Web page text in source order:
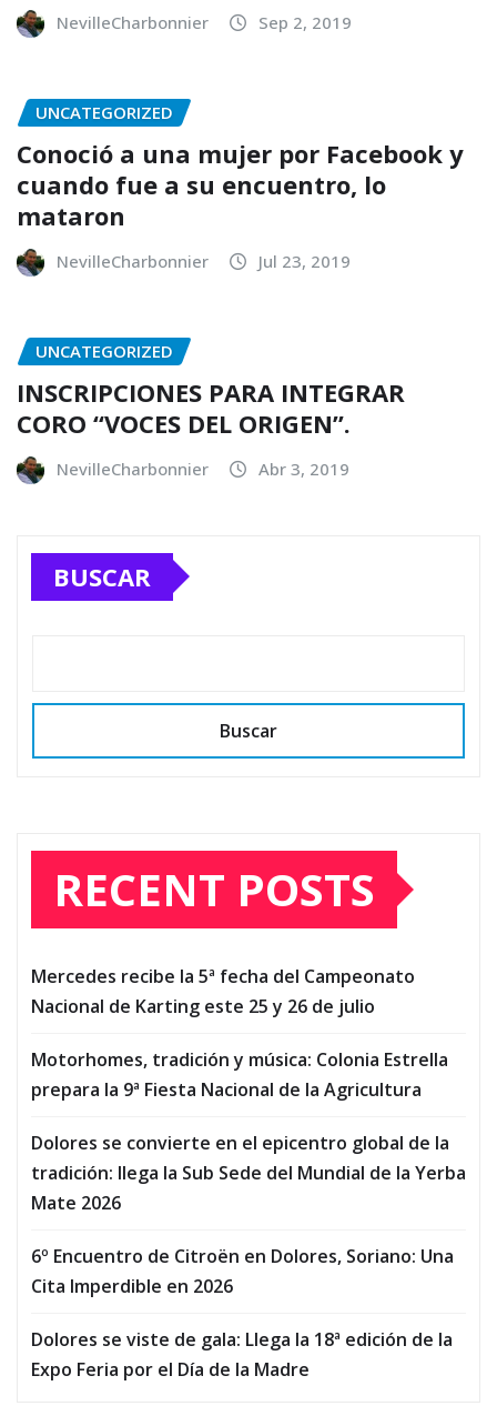
NevilleCharbonnier Sep 2, 2019
UNCATEGORIZED
Conoció a una mujer por Facebook y
cuando fue a su encuentro, lo
mataron
NevilleCharbonnier Jul 23, 2019
UNCATEGORIZED
INSCRIPCIONES PARA INTEGRAR
CORO “VOCES DEL ORIGEN”.
NevilleCharbonnier Abr 3, 2019
BUSCAR
Buscar
RECENT POSTS
Mercedes recibe la 5ª fecha del Campeonato
Nacional de Karting este 25 y 26 de julio
Motorhomes, tradición y música: Colonia Estrella
prepara la 9ª Fiesta Nacional de la Agricultura
Dolores se convierte en el epicentro global de la
tradición: llega la Sub Sede del Mundial de la Yerba
Mate 2026
6º Encuentro de Citroën en Dolores, Soriano: Una
Cita Imperdible en 2026
Dolores se viste de gala: Llega la 18ª edición de la
Expo Feria por el Día de la Madre